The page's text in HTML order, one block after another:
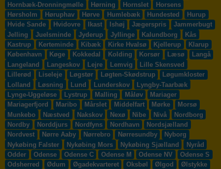
Hornbæk-Dronningmølle
Hørning Hornslet
Horsens
Hørsholm
Høruphav Hørve Humlebæk Hundested
Hurup
Hvide Sande
Hvidovre Ikast Ishøj Jægerspris
Jammerbugt
Jelling
Juelsminde Jyderup Jyllinge Kalundborg
Kås
Kastrup
Kerteminde Kibæk Kirke Hvalsø Kjellerup
Klarup
København
Køge Kokkedal Kolding Korsør Læsø
Langå
Langeland
Langeskov Lejre Lemvig
Lille Skensved
Lillerød
Liseleje Løgstør Løgten-Skødstrup
Løgumkloster
Lolland
Løsning Lund Lunderskov
Lyngby-Taarbæk
Lynge-Uggeløse
Lystrup Malling Måløv
Mariager
Mariagerfjord
Maribo Mårslet Middelfart Mørke
Morsø
Munkebo
Næstved Nakskov Nexø Nibe Nivå
Nordborg
Nordby
Norddjurs Nordfyns Nordhavn
Nordsjælland
Nordvest
Nørre Aaby Nørrebro Nørresundby
Nyborg
Nykøbing Falster
Nykøbing Mors Nykøbing Sjælland
Nyråd
Odder
Odense Odense C Odense M Odense NV
Odense S
Odsherred
Ødum Øgadekvarteret Oksbøl Ølgod
Ølstykke